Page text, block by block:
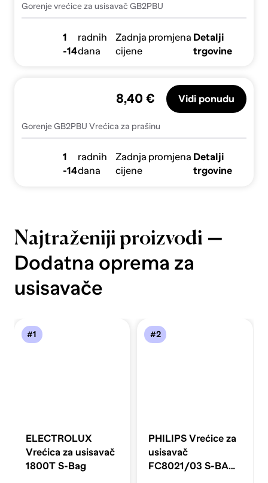
Gorenje vrećice za usisavač GB2PBU
1
-14
radnih
dana
Zadnja promjena
cijene
Detalji
trgovine
Gorenje GB2PBU Vrećica za prašinu
8,40 € Vidi ponudu
1
-14
radnih
dana
Zadnja promjena
cijene
Detalji
trgovine
Najtraženiji proizvodi —
Dodatna oprema za
usisavače
#1
ELECTROLUX
Vrećica za usisavač
1800T S-Bag
#2
PHILIPS Vrećice za
usisavač
FC8021/03 S-BAG